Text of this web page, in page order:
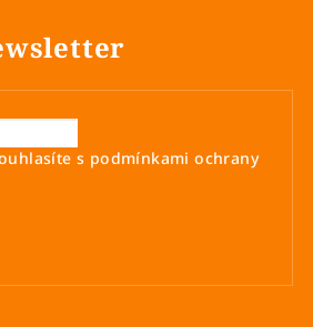
í
k
i
í
s podmínkami ochrany